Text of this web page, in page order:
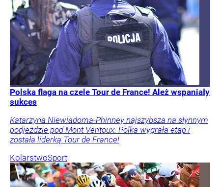
Polska flaga na czele Tour de France! Ależ wspaniały
sukces
Katarzyna Niewiadoma-Phinney najszybsza na słynnym
podjeździe pod Mont Ventoux. Polka wygrała etap i
została liderką Tour de France!
KolarstwoSport